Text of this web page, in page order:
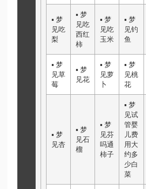
▪ 梦
见吃
梨
▪ 梦
见吃
西红
柿
▪ 梦
见吃
玉米
▪ 梦
见钓
鱼
▪ 梦
见草
莓
▪ 梦
见花
▪ 梦
见萝
卜
▪ 梦
见桃
花
▪ 梦
见杏
▪ 梦
见石
榴
▪ 梦
见芬
吗通
柿子
▪ 梦
见试
管婴
儿费
用大
约多
少白
菜